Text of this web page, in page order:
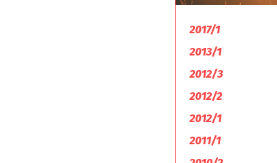
2017/1
2013/1
2012/3
2012/2
2012/1
2011/1